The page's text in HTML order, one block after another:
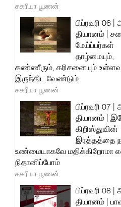
சகரியா பூணன்
பிப்ரவரி 06
தியானம் |
மேய்ப்பர்கள்
தாழ்மையும்,
கண்ணீரும், கரிசனையும்
இருந்திட வேண்டும்
சகரியா பூணன்
பிப்ரவரி 07
தியானம் |
கிறிஸ்துவின்
இரத்தத்தை
உண்மையாகவே மதிக்கிறோமா
நிதானிப்போம்
சகரியா பூணன்
பிப்ரவரி 08
தியானம் |